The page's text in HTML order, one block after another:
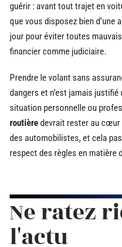
guérir : avant tout trajet en
que vous disposez bien d’une
jour pour éviter toutes
financier comme judiciaire.
Prendre le volant sans
dangers et n’est jamais
situation personnelle ou
routièredevrait rester au
des automobilistes, et cela
respect des règles en matière
Ne ratez
l'actu